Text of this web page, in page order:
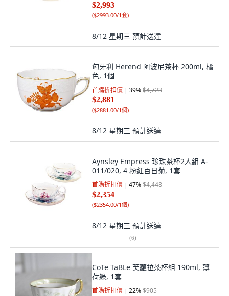
$2,993
($2993.00/1套)
8/12 星期三 預計送達
匈牙利 Herend 阿波尼茶杯 200ml, 橘
色, 1個
首購折扣價 39%$4,723
$2,881
($2881.00/1個)
8/12 星期三 預計送達
Aynsley Empress 珍珠茶杯2人組 A-
011/020, 4 粉紅百日菊, 1套
首購折扣價 47%$4,448
$2,354
($2354.00/1個)
8/12 星期三 預計送達
(6)
CoTe TaBLe 芙蘿拉茶杯組 190ml, 薄
荷綠, 1套
首購折扣價 22%$905